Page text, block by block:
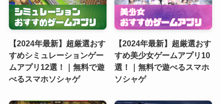
【2024年最新】超厳選おす
すめシミュレーションゲー
ムアプリ12選！｜無料で遊
べるスマホソシャゲ
【2024年最新】超厳選おす
すめ美少女ゲームアプリ10
選！｜無料で遊べるスマホ
ソシャゲ